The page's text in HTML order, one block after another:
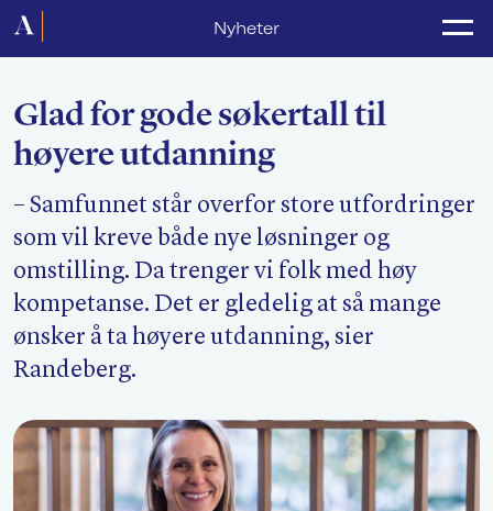
Nyheter
Forside
Lønnsoppgjør
Medlemsforeninger
Kurs og konferanser
For media
Akademikerne Pluss
Nyheter
Om Akademikerne
Søk
Glad for gode søkertall til
høyere utdanning
– Samfunnet står overfor store utfordringer
som vil kreve både nye løsninger og
omstilling. Da trenger vi folk med høy
kompetanse. Det er gledelig at så mange
ønsker å ta høyere utdanning, sier
Randeberg.